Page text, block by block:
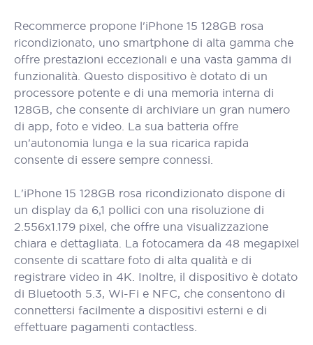
Recommerce propone l'iPhone 15 128GB rosa
ricondizionato, uno smartphone di alta gamma che
offre prestazioni eccezionali e una vasta gamma di
funzionalità. Questo dispositivo è dotato di un
processore potente e di una memoria interna di
128GB, che consente di archiviare un gran numero
di app, foto e video. La sua batteria offre
un'autonomia lunga e la sua ricarica rapida
consente di essere sempre connessi.
L'iPhone 15 128GB rosa ricondizionato dispone di
un display da 6,1 pollici con una risoluzione di
2.556x1.179 pixel, che offre una visualizzazione
chiara e dettagliata. La fotocamera da 48 megapixel
consente di scattare foto di alta qualità e di
registrare video in 4K. Inoltre, il dispositivo è dotato
di Bluetooth 5.3, Wi-Fi e NFC, che consentono di
connettersi facilmente a dispositivi esterni e di
effettuare pagamenti contactless.